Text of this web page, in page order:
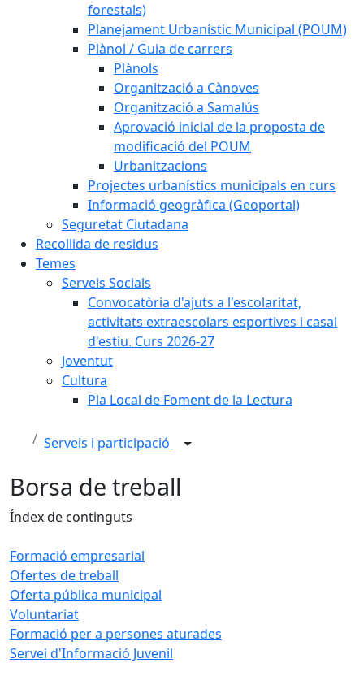
forestals)
Planejament Urbanístic Municipal (POUM)
Plànol / Guia de carrers
Plànols
Organització a Cànoves
Organització a Samalús
Aprovació inicial de la proposta de
modificació del POUM
Urbanitzacions
Projectes urbanístics municipals en curs
Informació geogràfica (Geoportal)
Seguretat Ciutadana
Recollida de residus
Temes
Serveis Socials
Convocatòria d'ajuts a l'escolaritat,
activitats extraescolars esportives i casal
d'estiu. Curs 2026-27
Joventut
Cultura
Pla Local de Foment de la Lectura
Serveis i participació
Borsa de treball
Índex de continguts
Formació empresarial
Ofertes de treball
Oferta pública municipal
Voluntariat
Formació per a persones aturades
Servei d'Informació Juvenil